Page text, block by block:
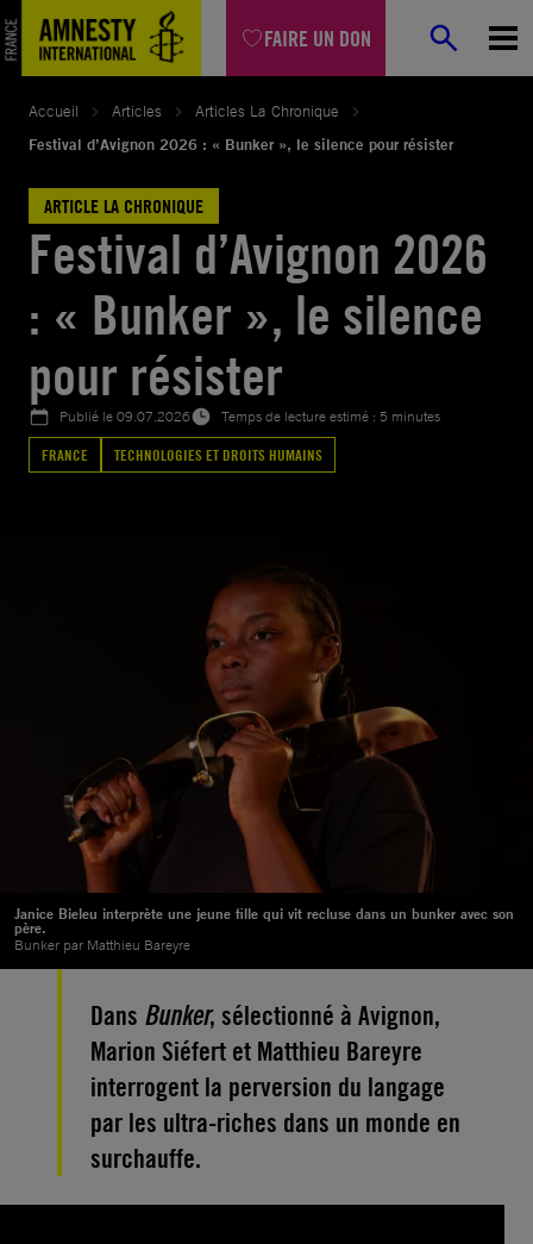
FAIRE UN DON
Aller
au
contenu
Accueil Articles
Articles La Chronique
Festival d’Avignon 2026 : « Bunker », le silence pour résister
ARTICLE LA CHRONIQUE
Festival d’Avignon 2026
: « Bunker », le silence
pour résister
Publié le09.07.2026
Temps de lecture estimé : 5 minutes
FRANCE
TECHNOLOGIES ET DROITS HUMAINS
Janice Bieleu interprète une jeune fille qui vit recluse dans un bunker avec son
père.
Bunker par Matthieu Bareyre
Dans Bunker, sélectionné à Avignon,
Marion Siéfert et Matthieu Bareyre
interrogent la perversion du langage
par les ultra-riches dans un monde en
surchauffe.